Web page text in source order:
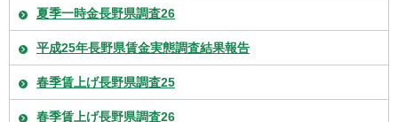
夏季一時金長野県調査26
平成25年長野県賃金実態調査結果報告
春季賃上げ長野県調査25
春季賃上げ長野県調査26